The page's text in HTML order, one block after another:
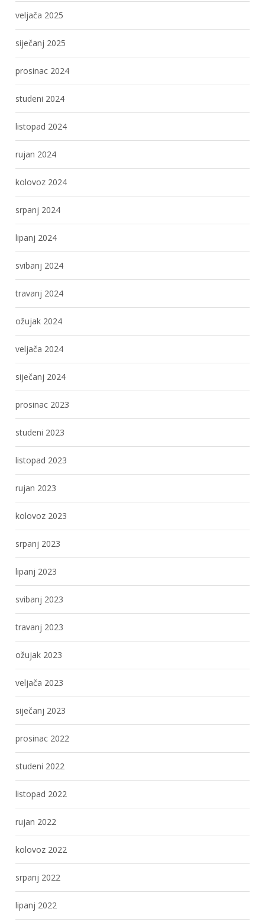
veljača 2025
siječanj 2025
prosinac 2024
studeni 2024
listopad 2024
rujan 2024
kolovoz 2024
srpanj 2024
lipanj 2024
svibanj 2024
travanj 2024
ožujak 2024
veljača 2024
siječanj 2024
prosinac 2023
studeni 2023
listopad 2023
rujan 2023
kolovoz 2023
srpanj 2023
lipanj 2023
svibanj 2023
travanj 2023
ožujak 2023
veljača 2023
siječanj 2023
prosinac 2022
studeni 2022
listopad 2022
rujan 2022
kolovoz 2022
srpanj 2022
lipanj 2022